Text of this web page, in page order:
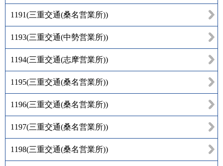
1191(三重交通(桑名営業所))
1193(三重交通(中勢営業所))
1194(三重交通(志摩営業所))
1195(三重交通(桑名営業所))
1196(三重交通(桑名営業所))
1197(三重交通(桑名営業所))
1198(三重交通(桑名営業所))